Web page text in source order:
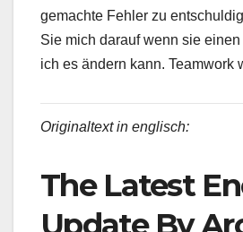
gemachte Fehler zu
Sie mich darauf wenn sie
ich es ändern kann. Teamwork
Originaltext in englisch:
The Latest